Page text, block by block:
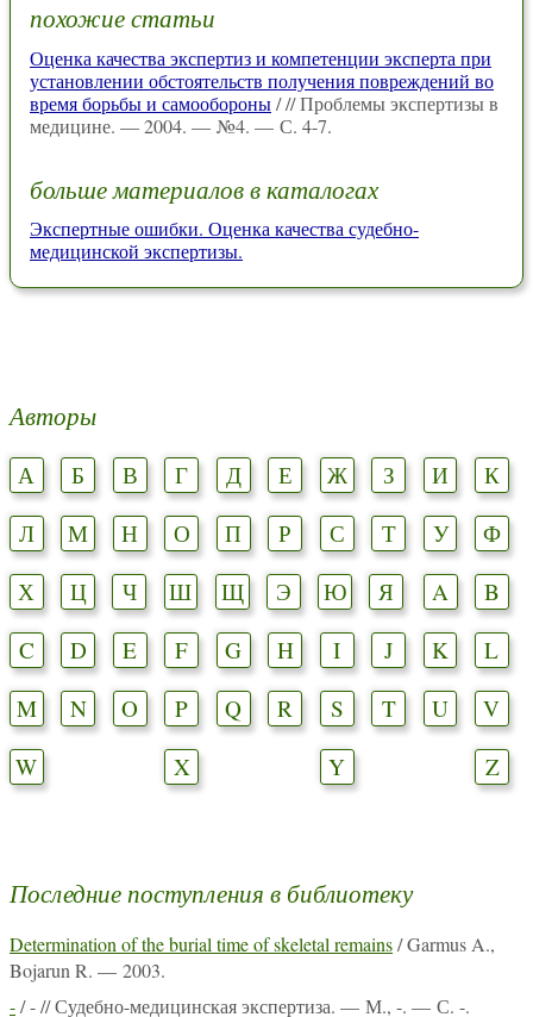
похожие статьи
Оценка качества экспертиз и компетенции эксперта при
установлении обстоятельств получения повреждений во
время борьбы и самообороны/ // Проблемы экспертизы в
медицине. — 2004. — №4. — С. 4-7.
больше материалов в каталогах
Экспертные ошибки. Оценка качества судебно-
медицинской экспертизы.
Авторы
А Б В Г Д Е Ж З И
К
Л
М Н О П Р С Т У
Ф
Х
Ц Ч Ш Щ Э Ю Я A
B
C
D E F G H I J K
L
M
N O P Q R S T U
V
W
X Y Z
Последние поступления в библиотеку
Determination of the burial time of skeletal remains/ Garmus A.,
Bojarun R. — 2003.
-/ - // Судебно-медицинская экспертиза. — М., -. — С. -.